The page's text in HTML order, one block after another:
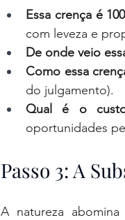
Essa crença é
com leveza e
De onde veio
Como essa
do julgamento).
Qual é o
oportunidades
Passo 3: A
A natureza